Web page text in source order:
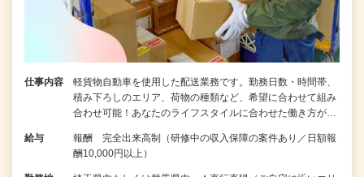
仕事内容
軽貨物自動車を使用した配送業務です。勤務日数・時間帯、
積み下ろしのエリア、荷物の種類など、希望に合わせて組み
合わせ可能！あなたのライフスタイルに合わせた働き方が…
給与
報酬 完全出来高制（研修中の収入保障の案件あり／日額報
酬10,000円以上）